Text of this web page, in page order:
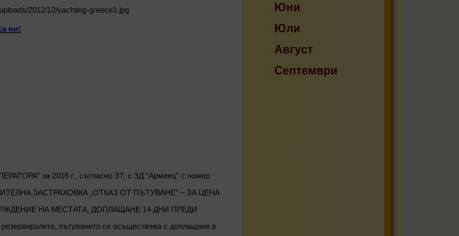
ни!
за 2016 г., съгласно ЗТ, с ЗД “Армеец” с номер
ЗАСТРАХОВКА „ОТКАЗ ОТ ПЪТУВАНЕ” – ЗА ЦЕНА
НА МЕСТАТА, ДОПЛАЩАНЕ 14 ДНИ ПРЕДИ
пътуването се осъществява с доплащане в
Юни
Юли
Август
Септември